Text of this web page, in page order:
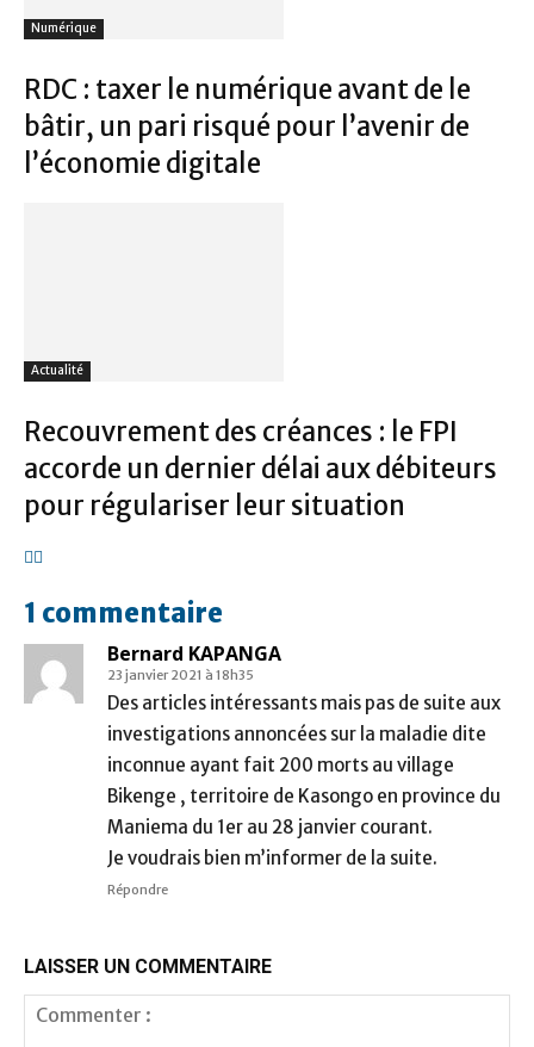
Numérique
RDC : taxer le numérique avant de le
bâtir, un pari risqué pour l’avenir de
l’économie digitale
Actualité
Recouvrement des créances : le FPI
accorde un dernier délai aux débiteurs
pour régulariser leur situation
1 commentaire
Bernard KAPANGA
23 janvier 2021 à 18h35
Des articles intéressants mais pas de suite aux
investigations annoncées sur la maladie dite
inconnue ayant fait 200 morts au village
Bikenge , territoire de Kasongo en province du
Maniema du 1er au 28 janvier courant.
Je voudrais bien m’informer de la suite.
Répondre
LAISSER UN COMMENTAIRE